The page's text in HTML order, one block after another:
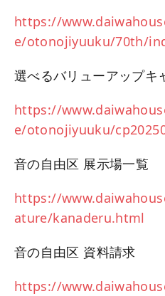
https://
e/otonojiyuuku/70th/
選べるバリューアップキ
https://
e/otonojiyuuku/
音の自由区 展示場一覧
https://
ature/kanaderu.html
音の自由区 資料請求
https://